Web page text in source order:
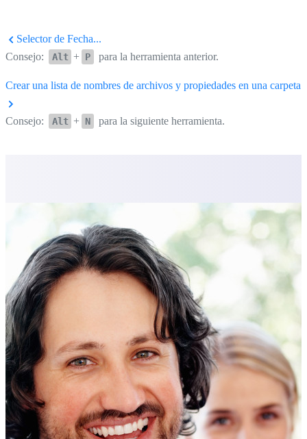
Selector de Fecha...
Consejo:
Alt + P para la herramienta anterior.
Crear una lista de nombres de archivos y propiedades en una
Consejo: Alt + N para la siguiente herramienta.